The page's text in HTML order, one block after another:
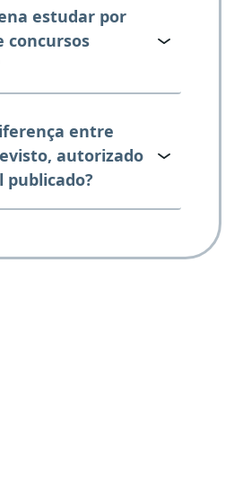
estudar por
concursos
entre
autorizado
publicado?